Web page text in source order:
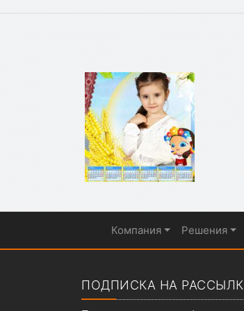
Показать меню
Компания Решения
ПОДПИСКА НА